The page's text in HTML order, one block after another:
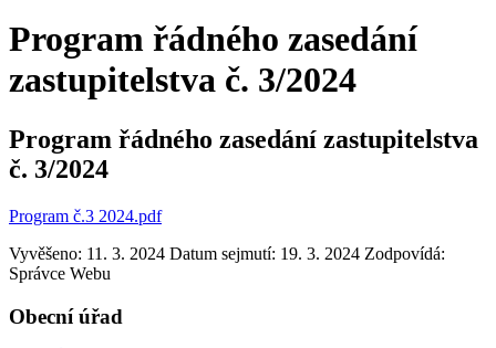
Program řádného zasedání
zastupitelstva č. 3/2024
Program řádného zasedání zastupitelstva
č. 3/2024
Program č.3 2024.pdf
Vyvěšeno: 11. 3. 2024 Datum sejmutí: 19. 3. 2024 Zodpovídá:
Správce Webu
Obecní úřad